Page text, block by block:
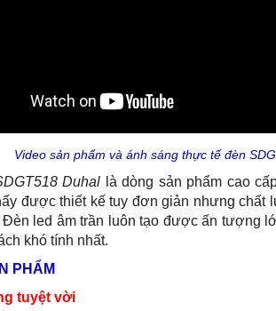
Video sản phẩm và ánh sáng thực tế đèn
Duhal là dòng sản phẩm cao
được thiết kế tuy đơn giản nhưng chất
Đèn led âm trần luôn tạo được ấn tượng
khó tính nhất.
PHẨM
tuyệt vời